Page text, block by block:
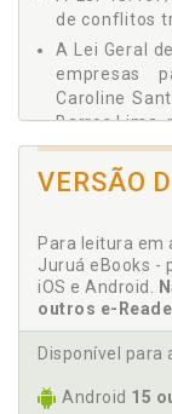
de conflitos
A Lei Geral
empresas
Caroline
Barros Lima,
A
Hasson
prestação
Barros/
Ana Camila
13.467/
Martins/
Andrea
VERSÃO
Para leitura em
Juruá eBooks -
iOS e Android.
outros e-
Disponível para
Android 15